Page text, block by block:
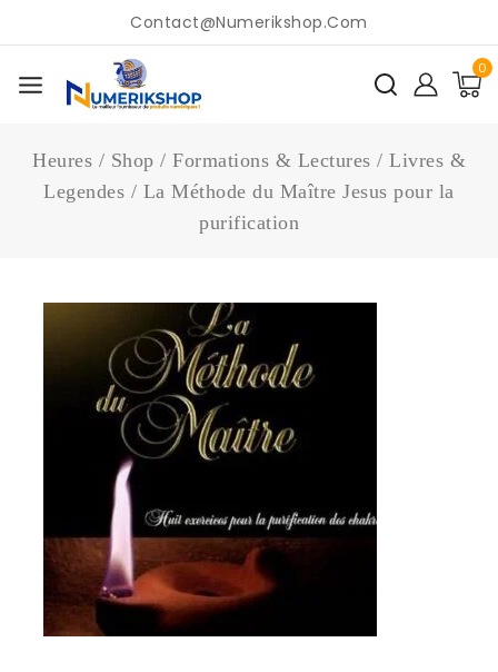
Contact@numerikshop.com
0
Heures / Shop / Formations & Lectures / Livres &
Legendes / La Méthode du Maître Jesus pour la
purification